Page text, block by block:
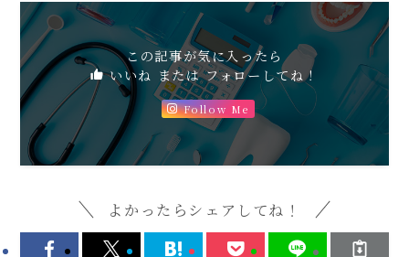
この記事が気に入ったら
いいね または フォローしてね！
Follow Me
よかったらシェアしてね！